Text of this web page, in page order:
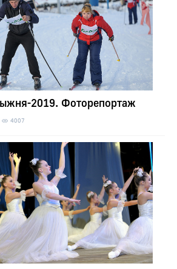
2019. Фоторепортаж
4007